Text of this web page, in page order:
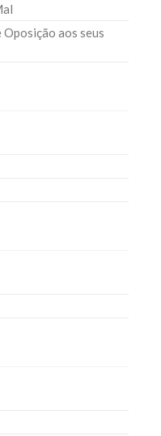
Oposição aos seus